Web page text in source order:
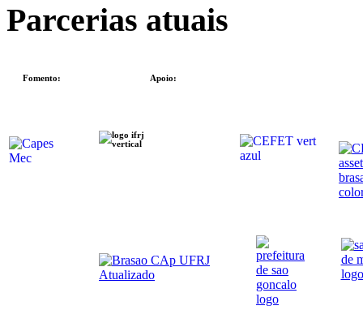
Parcerias atuais
Fomento: Apoio: